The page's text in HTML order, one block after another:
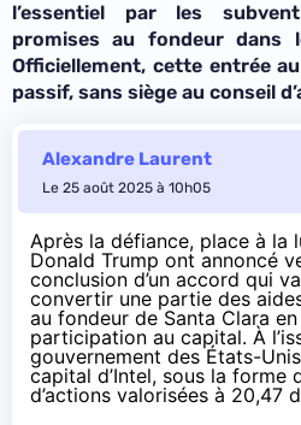
l’essentiel par les
promises au fondeur dans
Officiellement, cette entrée
passif, sans siège au conseil
Alexandre Laurent
Le 25 août 2025 à 10h05
Après la défiance, place à la
Donald Trump ont annoncé
conclusion d’un accord qui
convertir une partie des
au fondeur de Santa Clara
participation au capital. À
gouvernement des États-
capital d’Intel, sous la forme
d’actions valorisées à 20,47